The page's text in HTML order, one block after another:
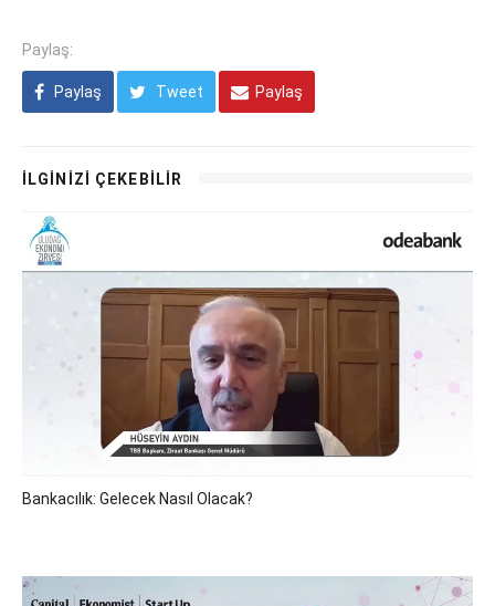
Paylaş:
Paylaş Tweet Paylaş
İLGİNİZİ ÇEKEBİLİR
Bankacılık: Gelecek Nasıl Olacak?